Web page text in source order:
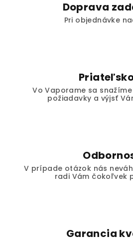
Doprava
Pri objednávke
Vo Vaporame sa
požiadavky a výjsť
V prípade otázok nás
radi Vám čokoľvek
Garancia